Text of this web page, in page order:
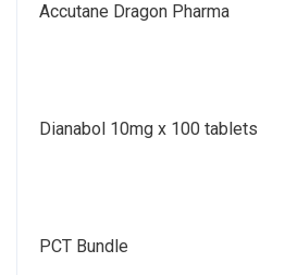
Accutane Dragon Pharma
Dianabol 10mg x 100 tablets
PCT Bundle